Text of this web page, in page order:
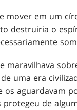
mover em um
destruiria o
maravilhava
uma era
os aguardavam
de